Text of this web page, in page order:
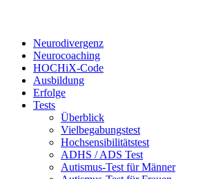
Neurodivergenz
Neurocoaching
HOCHiX-Code
Ausbildung
Erfolge
Tests
Überblick
Vielbegabungstest
Hochsensibilitätstest
ADHS / ADS Test
Autismus-Test für Männer